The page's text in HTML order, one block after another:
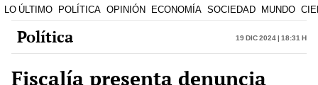
LO ÚLTIMO POLÍTICA OPINIÓN ECONOMÍA SOCIEDAD MUNDO
Política 19 Dic 2024 | 18:31 h
Fiscalía presenta denuncia